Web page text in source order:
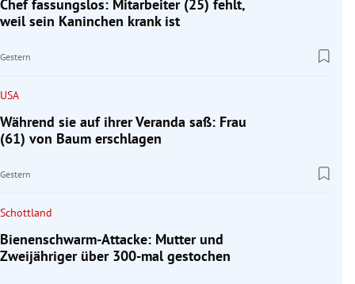
Chef fassungslos: Mitarbeiter (25) fehlt,
weil sein Kaninchen krank ist
Gestern
USA
Während sie auf ihrer Veranda saß: Frau
(61) von Baum erschlagen
Gestern
Schottland
Bienenschwarm-Attacke: Mutter und
Zweijähriger über 300-mal gestochen